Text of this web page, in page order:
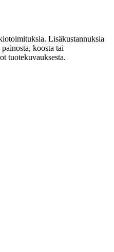
Lisäkustannuksia
koosta tai
tuotekuvauksesta.